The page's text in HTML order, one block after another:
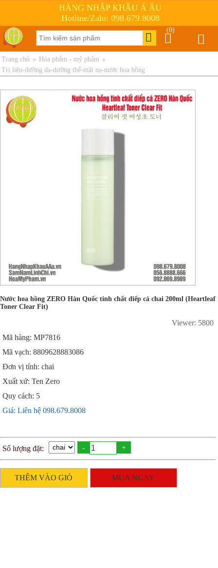
HÀNG NHẬP KHẨU Á ÂU
Hotline/Zalo: 098.679.8008
(0)
Trang chủ » Hóa phẩm - mỹ phẩm »
Trị liệu-dưỡng da-dưỡng thể-mặt nạ-nước hoa hồng
Nước hoa hồng ZERO Hàn Quốc tinh chất diếp cá chai 200ml (Heartleaf
Toner Clear Fit)
Viewer: 5800
Mã hàng: MP7816
Mã vạch: 8809628883086
Đơn vị tính: chai
Xuất xứ: Ten Zero
Quy cách: 5
Giá: Liên hệ 098.679.8008
Số lượng đặt: - +
THÊM VÀO GIỎ MUA NGAY